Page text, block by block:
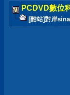
PCDVD數位
[酷站]對岸